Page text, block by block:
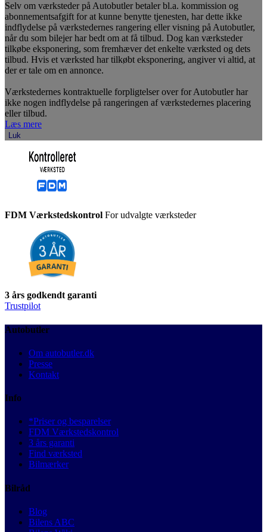
Selv om værksteder på Autobutler betaler bl.a. kommission og
abonnementsafgift for at kunne benytte tjenesten, har dette ikke
indflydelse på værkstedernes rangering eller visning på Autobutler,
når du som bilejer har bedt om at få tilbud. Dog kan værksteder
tilkøbe eksponering, som fremhæver det enkelte værksted og dets
tilbud. Hvis et værksted har tilkøbt eksponering, angiver vi altid, at
der er tale om en annonce.
Værkstedernes kontraktuelle forpligtelser over for Autobutler har
ikke nogen indflydelse på rangeringen af værkstedernes placering
eller tilbud.
Læs mere
Luk
FDM Værkstedskontrol For udvalgte værksteder
3 års godkendt garanti
Trustpilot
Autobutler
Om autobutler.dk
Presse
Kontakt
Info
*Priser og besparelser
FDM Værkstedskontrol
3 års garanti
Find værksted
Bilmærker
Bilråd
Blog
Bilens ABC